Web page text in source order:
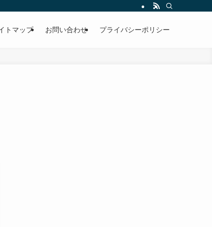
トマップ お問い合わせ プライバシーポリシー